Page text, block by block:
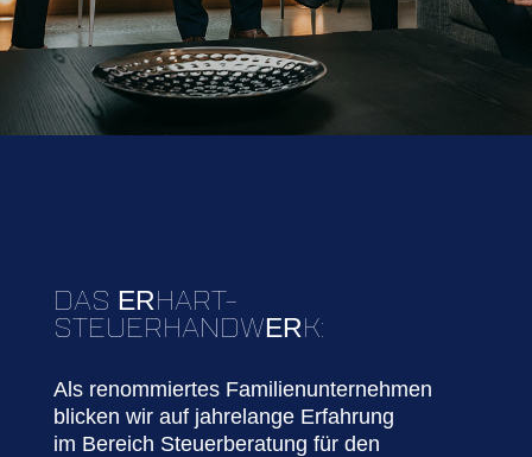
DAS ERHART-
STEUERHANDWERK:
Als renommiertes Familienunternehmen
blicken wir auf jahrelange Erfahrung
im Bereich Steuerberatung für den